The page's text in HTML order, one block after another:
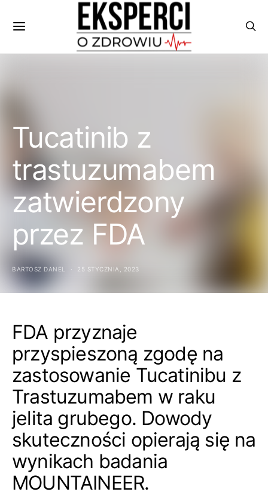
Tucatinib z
trastuzumabem
zatwierdzony
przez FDA
BARTOSZ DANEL 25 STYCZNIA, 2023
FDA przyznaje
przyspieszoną zgodę na
zastosowanie Tucatinibu z
Trastuzumabem w raku
jelita grubego. Dowody
skuteczności opierają się na
wynikach badania
MOUNTAINEER.